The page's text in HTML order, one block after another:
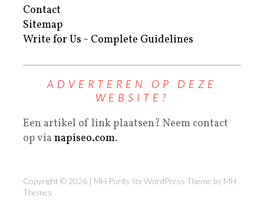
Contact
Sitemap
Write for Us - Complete Guidelines
ADVERTEREN OP DEZE
WEBSITE?
Een artikel of link plaatsen? Neem contact
op via napiseo.com.
Copyright © 2026 | MH Purity liteWordPress Theme by MH
Themes